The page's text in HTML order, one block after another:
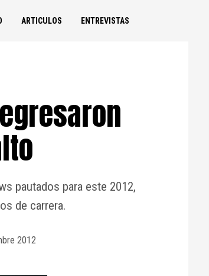
ARTICULOS ENTREVISTAS
pautados para este 2012,
de carrera.
2012